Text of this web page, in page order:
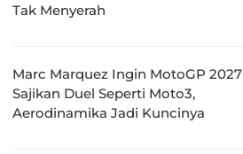
Tak Menyerah
Marc Marquez Ingin MotoGP 2027
Sajikan Duel Seperti Moto3,
Aerodinamika Jadi Kuncinya